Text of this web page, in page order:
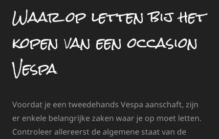
Waar op letten bij het
kopen van een occasion
Vespa
Voordat je een tweedehands Vespa aanschaft, zijn
er enkele belangrijke zaken waar je op moet letten.
Controleer allereerst de algemene staat van de